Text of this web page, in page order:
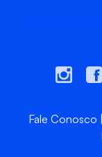
Fale Conosco